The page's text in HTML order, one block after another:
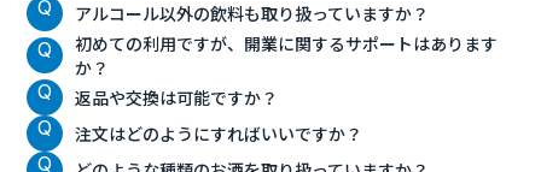
アルコール以外の飲料も取り扱っていますか？
初めての利用ですが、開業に関するサポートはあります
か？
返品や交換は可能ですか？
注文はどのようにすればいいですか？